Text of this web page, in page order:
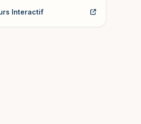
Interactif